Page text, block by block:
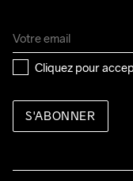
Cliquez pour
S'ABONNER